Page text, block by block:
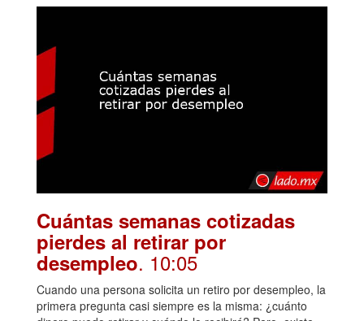
Cuántas semanas cotizadas
pierdes al retirar por
desempleo. 10:05
Cuando una persona solicita un retiro por desempleo, la
primera pregunta casi siempre es la misma: ¿cuánto